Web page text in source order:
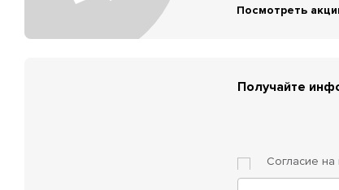
Посмотреть
Получайте
Согласие